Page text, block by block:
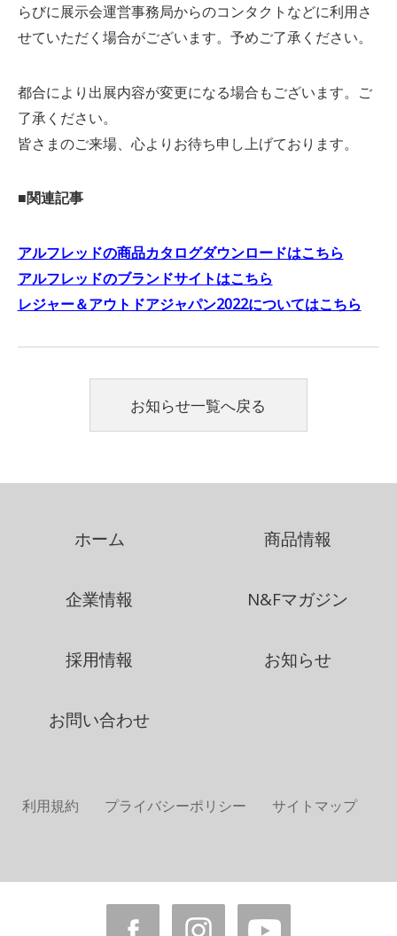
らびに展示会運営事務局からのコンタクトなどに利用さ
せていただく場合がございます。予めご了承ください。
都合により出展内容が変更になる場合もございます。ご
了承ください。
皆さまのご来場、心よりお待ち申し上げております。
■関連記事
アルフレッドの商品カタログダウンロードはこちら
アルフレッドのブランドサイトはこちら
レジャー＆アウトドアジャパン2022についてはこちら
お知らせ一覧へ戻る
ホーム 商品情報
企業情報 N&Fマガジン
採用情報 お知らせ
お問い合わせ
利用規約 プライバシーポリシー サイトマップ